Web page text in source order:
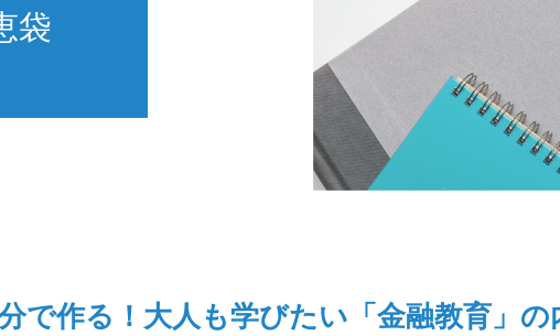
袋
で作る！大人も学びたい「金融教育」の